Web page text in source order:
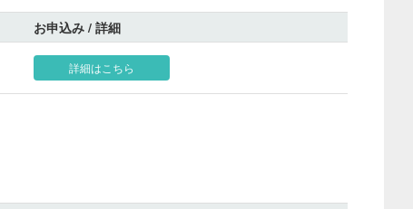
お申込み / 詳細
詳細はこちら